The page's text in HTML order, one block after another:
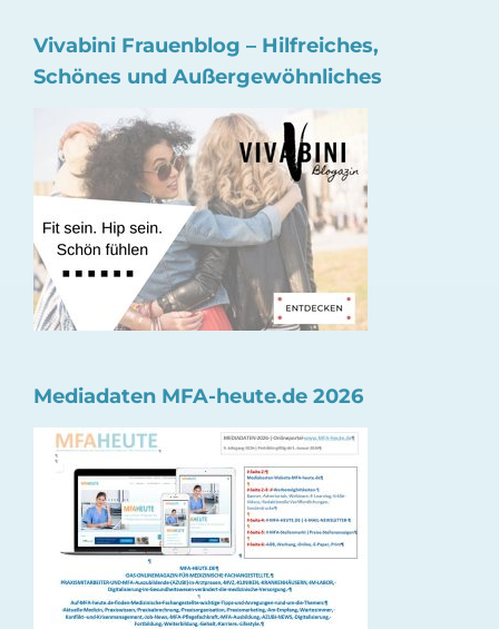
Vivabini Frauenblog – Hilfreiches,
Schönes und Außergewöhnliches
Mediadaten MFA-heute.de 2026